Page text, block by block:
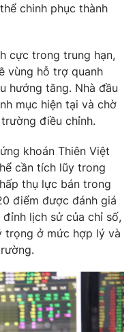
chinh phục thành
cực trong trung hạn,
vùng hỗ trợ quanh
hướng tăng. Nhà đầu
mục hiện tại và chờ
điều chỉnh.
khoán Thiên Việt
cần tích lũy trong
thụ lực bán trong
điểm được đánh giá
lịch sử của chỉ số,
trọng ở mức hợp lý và